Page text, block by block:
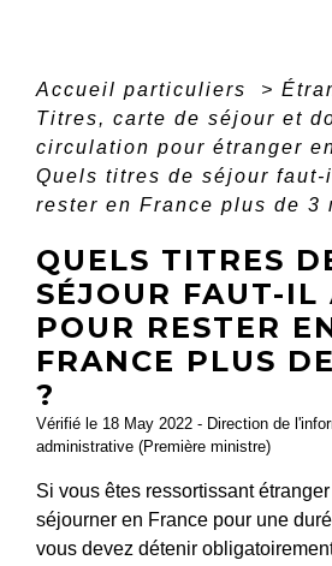
Accueil particuliers >
Titres, carte de séjour et
circulation pour étranger
Quels titres de séjour
rester en France plus de 3
QUELS TITRES
SÉJOUR FAUT-IL
POUR RESTER
FRANCE PLUS
?
Vérifié le 18 May 2022 - Direction de
administrative (Première ministre)
Si vous êtes ressortissant
séjourner en France pour une
vous devez détenir